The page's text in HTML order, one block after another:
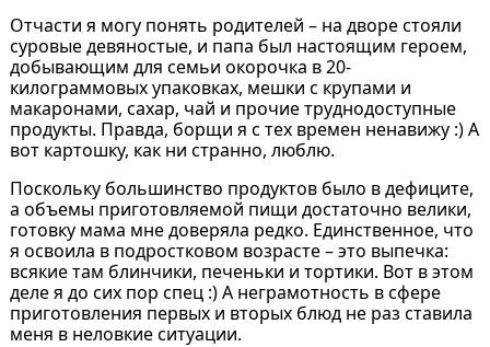
Отчасти я могу понять родителей – на дворе стояли
суровые девяностые, и папа был настоящим героем,
добывающим для семьи окорочка в 20-
килограммовых упаковках, мешки с крупами и
макаронами, сахар, чай и прочие труднодоступные
продукты. Правда, борщи я с тех времен ненавижу :) А
вот картошку, как ни странно, люблю.
Поскольку большинство продуктов было в дефиците,
а объемы приготовляемой пищи достаточно велики,
готовку мама мне доверяла редко. Единственное, что
я освоила в подростковом возрасте – это выпечка:
всякие там блинчики, печеньки и тортики. Вот в этом
деле я до сих пор спец :) А неграмотность в сфере
приготовления первых и вторых блюд не раз ставила
меня в неловкие ситуации.